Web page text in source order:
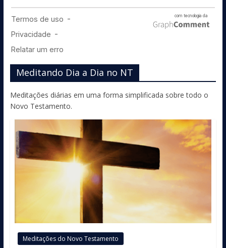
Meditando Dia a Dia no NT
Meditações diárias em uma forma simplificada sobre todo o
Novo Testamento.
Meditações do Novo Testamento